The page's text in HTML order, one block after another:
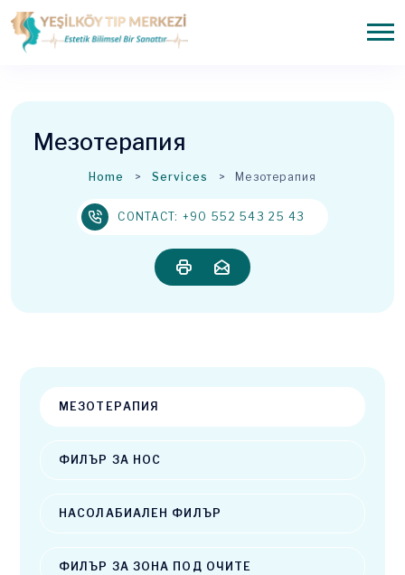
Мезотерапия
Home Services Мезотерапия
CONTACT: +90 552 543 25 43
МЕЗОТЕРАПИЯ
ФИЛЪР ЗА НОС
НАСОЛАБИАЛЕН ФИЛЪР
ФИЛЪР ЗА ЗОНА ПОД ОЧИТЕ